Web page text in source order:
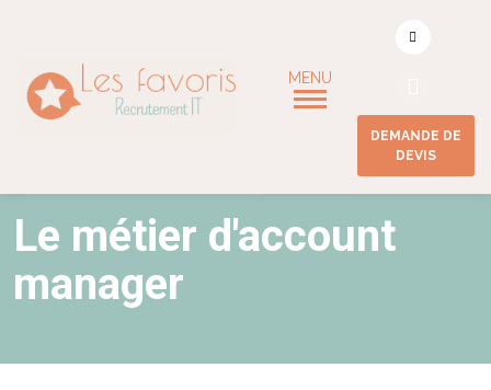
DEMANDE DE
DEVIS
Le métier d'account
manager